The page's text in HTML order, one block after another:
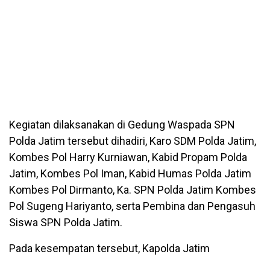
Kegiatan dilaksanakan di Gedung Waspada SPN
Polda Jatim tersebut dihadiri, Karo SDM Polda Jatim,
Kombes Pol Harry Kurniawan, Kabid Propam Polda
Jatim, Kombes Pol Iman, Kabid Humas Polda Jatim
Kombes Pol Dirmanto, Ka. SPN Polda Jatim Kombes
Pol Sugeng Hariyanto, serta Pembina dan Pengasuh
Siswa SPN Polda Jatim.
Pada kesempatan tersebut, Kapolda Jatim